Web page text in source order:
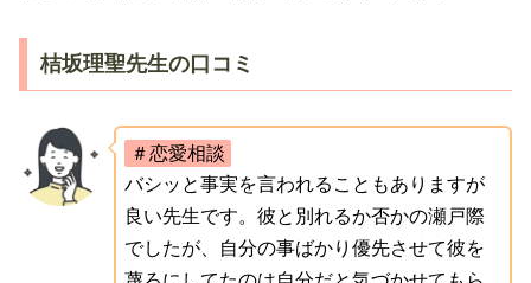
桔坂理聖先生の口コミ
＃恋愛相談
バシッと事実を言われることもありますが
良い先生です。彼と別れるか否かの瀬戸際
でしたが、自分の事ばかり優先させて彼を